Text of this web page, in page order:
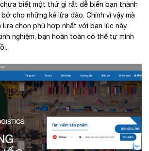
biết một thứ gì rất dễ biến bạn thành
cho những kẻ lừa đảo. Chính vì vậy mà
lựa chọn phù hợp nhất với bạn lúc này.
nghiệm, bạn hoàn toàn có thể tự mình